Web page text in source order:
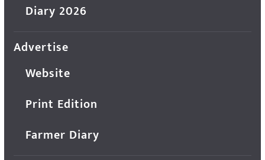
Diary 2026
Advertise
Website
Print Edition
Farmer Diary